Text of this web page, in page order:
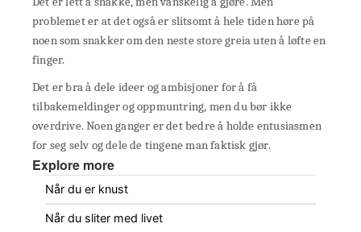
problemet er at det også er slitsomt å hele tiden høre på
noen som snakker om den neste store greia uten å løfte en
finger.
Det er bra å dele ideer og ambisjoner for å få
tilbakemeldinger og oppmuntring, men du bør ikke
overdrive. Noen ganger er det bedre å holde entusiasmen
for seg selv og dele de tingene man faktisk gjør.
Explore more
Når du er knust
Når du sliter med livet